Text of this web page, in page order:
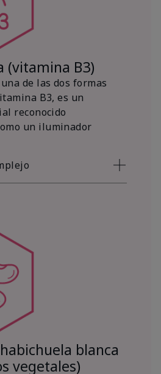
(vitamina B3)
de las dos formas
B3, es un
reconocido
un iluminador
blanca
vegetales)